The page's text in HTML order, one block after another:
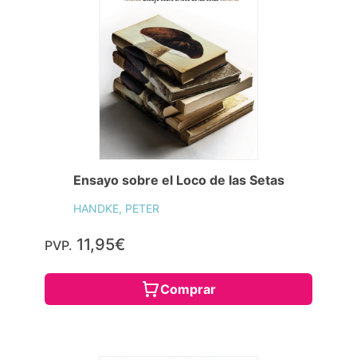
Ensayo sobre el Loco de las Setas
HANDKE, PETER
PVP. 11,95€
Comprar